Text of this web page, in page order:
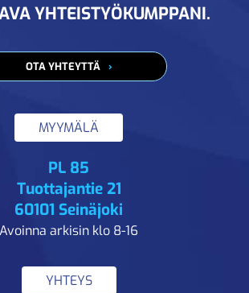
YHTEISTYÖKUMPPANI.
OTA YHTEYTTÄ
MYYMÄLÄ
PL 85
Tuottajantie 21
60101 Seinäjoki
Avoinna arkisin klo 8-16
YHTEYS